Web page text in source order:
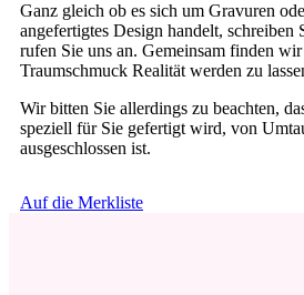
Ganz gleich ob es sich um Gravuren
angefertigtes Design handelt, schreiben
rufen Sie uns an. Gemeinsam finden
Traumschmuck Realität werden zu
Wir bitten Sie allerdings zu beachten,
speziell für Sie gefertigt wird, von
ausgeschlossen ist.
Auf die Merkliste